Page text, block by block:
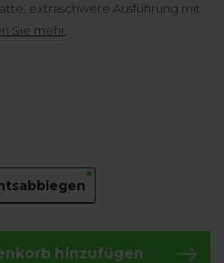
extraschwere Ausführung mit
Sie mehr
hinzufügen